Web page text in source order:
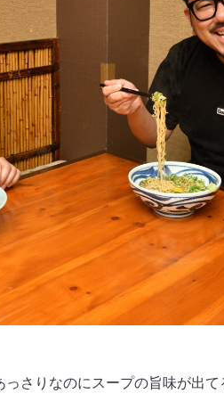
っさりなのにスープの旨味が出